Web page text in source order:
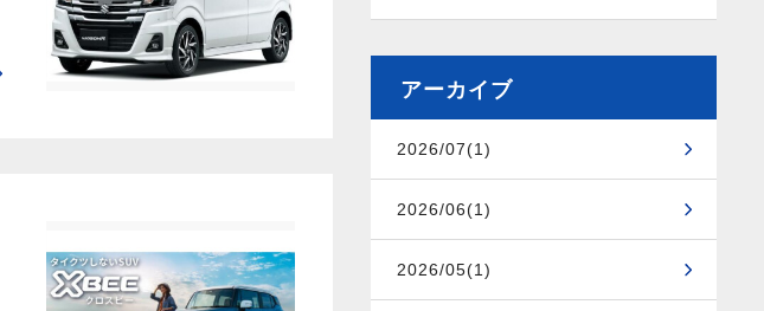
アーカイブ
2026/07(1)
2026/06(1)
2026/05(1)